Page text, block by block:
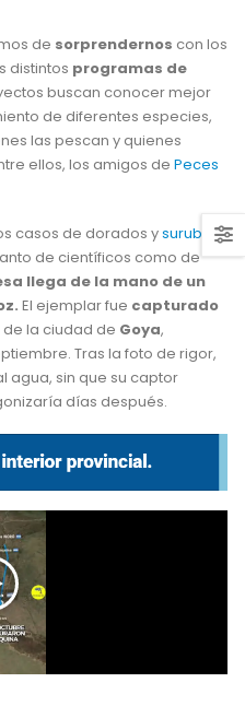
de sorprendernos con los
distintos programas de
buscan conocer mejor
de diferentes especies,
las pescan y quienes
ellos, los amigos de Peces
casos de dorados ysurubíes
de científicos como de
llega de la mano de un
El ejemplar fue capturado
la ciudad de Goya,
Tras la foto de rigor,
agua, sin que su captor
días después.